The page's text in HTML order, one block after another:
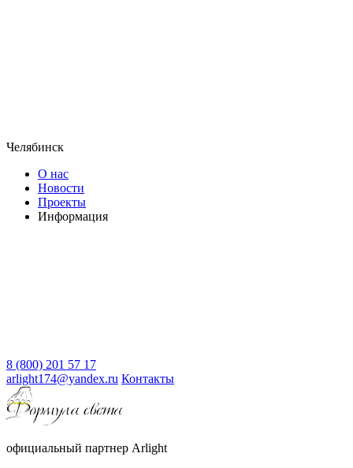
Челябинск
О нас
Новости
Проекты
Информация
8 (800) 201 57 17
arlight174@yandex.ru Контакты
официальный партнер Arlight